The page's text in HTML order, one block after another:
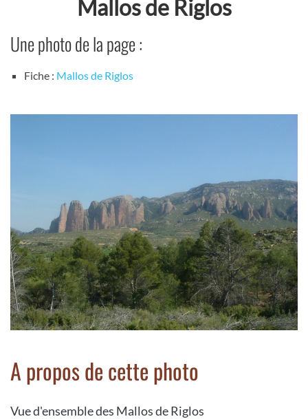
Mallos de Riglos
Une photo de la page :
Fiche : Mallos de Riglos
A propos de cette photo
Vue d'ensemble des Mallos de Riglos